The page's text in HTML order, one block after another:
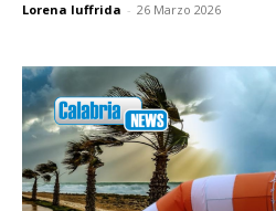
Lorena Iuffrida - 26 Marzo 2026